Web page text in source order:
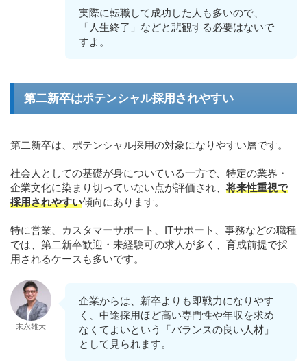
実際に転職して成功した人も多いので、
「人生終了」などと悲観する必要はないで
すよ。
第二新卒はポテンシャル採用されやすい
第二新卒は、ポテンシャル採用の対象になりやすい層です。
社会人としての基礎が身についている一方で、特定の業界・
企業文化に染まり切っていない点が評価され、将来性重視で
採用されやすい傾向にあります。
特に営業、カスタマーサポート、ITサポート、事務などの職種
では、第二新卒歓迎・未経験可の求人が多く、育成前提で採
用されるケースも多いです。
末永雄大
企業からは、新卒よりも即戦力になりやす
く、中途採用ほど高い専門性や年収を求め
なくてよいという「バランスの良い人材」
として見られます。